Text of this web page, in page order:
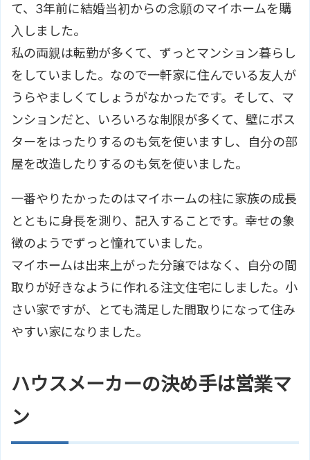
て、3年前に結婚当初からの念願のマイホームを購
入しました。
私の両親は転勤が多くて、ずっとマンション暮らし
をしていました。なので一軒家に住んでいる友人が
うらやましくてしょうがなかったです。そして、マ
ンションだと、いろいろな制限が多くて、壁にポス
ターをはったりするのも気を使いますし、自分の部
屋を改造したりするのも気を使いました。
一番やりたかったのはマイホームの柱に家族の成長
とともに身長を測り、記入することです。幸せの象
徴のようでずっと憧れていました。
マイホームは出来上がった分譲ではなく、自分の間
取りが好きなように作れる注文住宅にしました。小
さい家ですが、とても満足した間取りになって住み
やすい家になりました。
ハウスメーカーの決め手は営業マ
ン